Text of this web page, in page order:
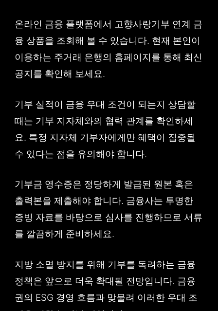
온라인 금융 플랫폼에서 고향사랑기부 연계 금
융 상품을 조회해 볼 수 있습니다. 현재 본인이
이용하는 주거래 은행의 홈페이지를 통해 최신
공지를 확인해 보세요.
기부 실적이 금융 우대 조건이 되는지 상담할
때는 기부 지자체와의 협력 관계를 확인하세
요. 특정 지자체 기부자에게만 혜택이 집중될
수 있다는 점을 유의해야 합니다.
기부금 영수증은 정당하게 발급된 원본 혹은
출력본을 제출해야 합니다. 금융사는 투명한
증빙 자료를 바탕으로 심사를 진행하므로 서류
를 깔끔하게 준비하세요.
지방 소멸 방지를 위해 기부를 독려하는 금융
정책은 앞으로 더욱 확대될 전망입니다. 금융
권의 ESG 경영 흐름과 맞물려 이러한 우대 조